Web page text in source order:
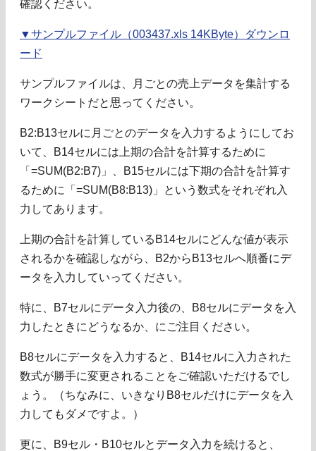
確認ください。
▼サンプルファイル（003437.xls 14KByte）ダウンロ
ード
サンプルファイルは、月ごとの売上データを集計する
ワークシートだと思ってください。
B2:B13セルに月ごとのデータを入力するようにしてお
いて、B14セルには上期の合計を計算するために
「=SUM(B2:B7)」、B15セルには下期の合計を計算す
るために「=SUM(B8:B13)」という数式をそれぞれ入
力してあります。
上期の合計を計算しているB14セルにどんな値が表示
されるかを確認しながら、B2からB13セルへ順番にデ
ータを入力していってください。
特に、B7セルにデータ入力後の、B8セルにデータを入
力したときにどうなるか、にご注目ください。
B8セルにデータを入力すると、B14セルに入力された
数式が勝手に変更されることをご確認いただけるでし
ょう。（ちなみに、いきなりB8セルだけにデータを入
力してもダメですよ。）
更に、B9セル・B10セルとデータ入力を続けると、